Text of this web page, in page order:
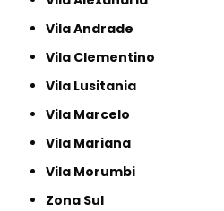
Vila Andrade
Vila Clementino
Vila Lusitania
Vila Marcelo
Vila Mariana
Vila Morumbi
Zona Sul